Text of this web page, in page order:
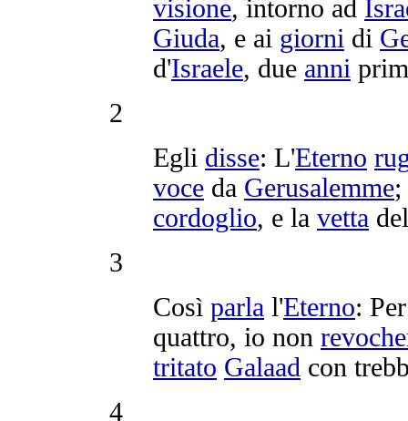
visione, intorno ad
Giuda, e ai giorni di
d'Israele, due anni
2
Egli disse: L'Eterno
voce da Gerusalemme
cordoglio, e la vetta
3
Così parla l'Eterno:
quattro, io non
tritato Galaad con
4